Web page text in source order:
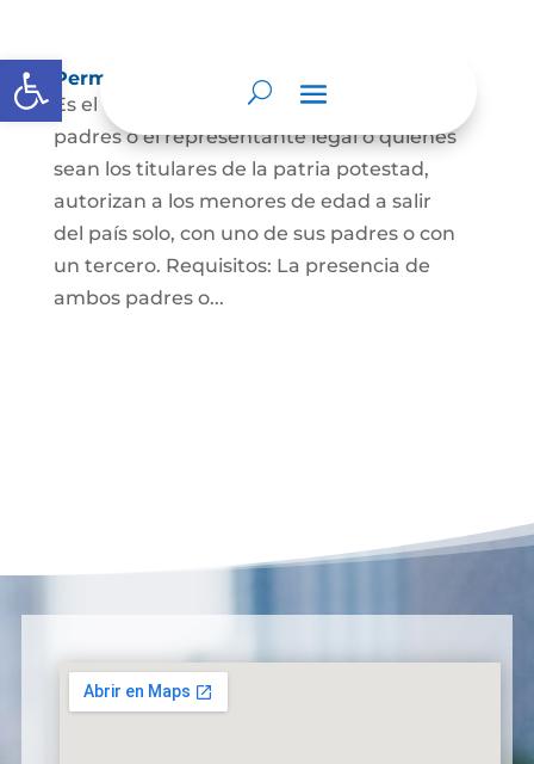
Abrir barra de herramientas
Permisos de salida de país temporal
Es el documento mediante el cual los
padres o el representante legal o quienes
sean los titulares de la patria potestad,
autorizan a los menores de edad a salir
del país solo, con uno de sus padres o con
un tercero. Requisitos: La presencia de
ambos padres o...